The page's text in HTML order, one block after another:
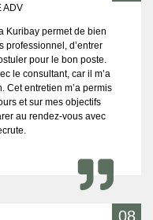
ADV
Kuribay permet de bien
professionnel, d’entrer
pour le bon poste.
le consultant, car il m’a
Cet entretien m’a permis
et sur mes objectifs
au rendez-vous avec
08